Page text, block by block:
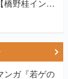
橋野桂インタ
ンガ『若ゲの